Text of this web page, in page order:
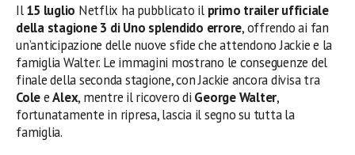
Il15 luglio Netflix ha pubblicato il primo trailer ufficiale
della stagione 3 di Uno splendido errore, offrendo ai fan
un’anticipazione delle nuove sfide che attendono Jackie e la
famiglia Walter. Le immagini mostrano le conseguenze del
finale della seconda stagione, con Jackie ancora divisa tra
ColeeAlex, mentre il ricovero di George Walter,
fortunatamente in ripresa, lascia il segno su tutta la
famiglia.